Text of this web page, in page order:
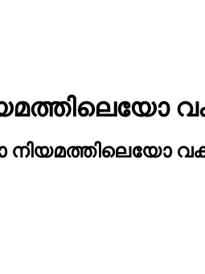
നിയമത്തിലെയോ